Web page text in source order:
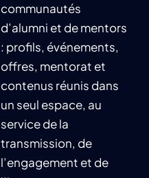
communautés
d’alumni et de mentors
: profils, événements,
offres, mentorat et
contenus réunis dans
un seul espace, au
service de la
transmission, de
l’engagement et de